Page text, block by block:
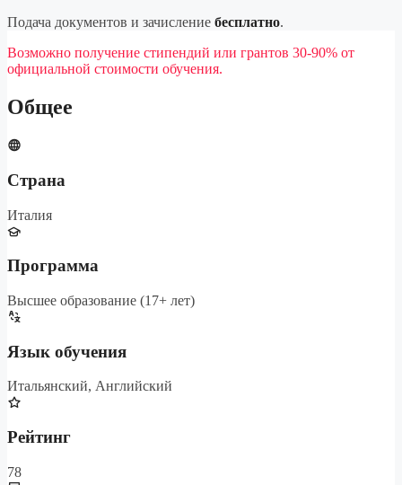
Подача документов и зачисление бесплатно.
Возможно получение стипендий или грантов 30-90% от
официальной стоимости обучения.
Общее
Страна
Италия
Программа
Высшее образование (17+ лет)
Язык обучения
Итальянский, Английский
Рейтинг
78